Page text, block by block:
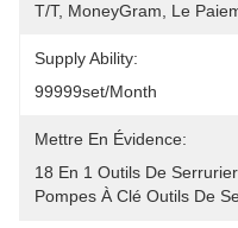
T/T, MoneyGram, Le
Supply Ability:
99999set/Month
Mettre En Évidence:
18 En 1 Outils De Serrurier
Pompes À Clé Outils De